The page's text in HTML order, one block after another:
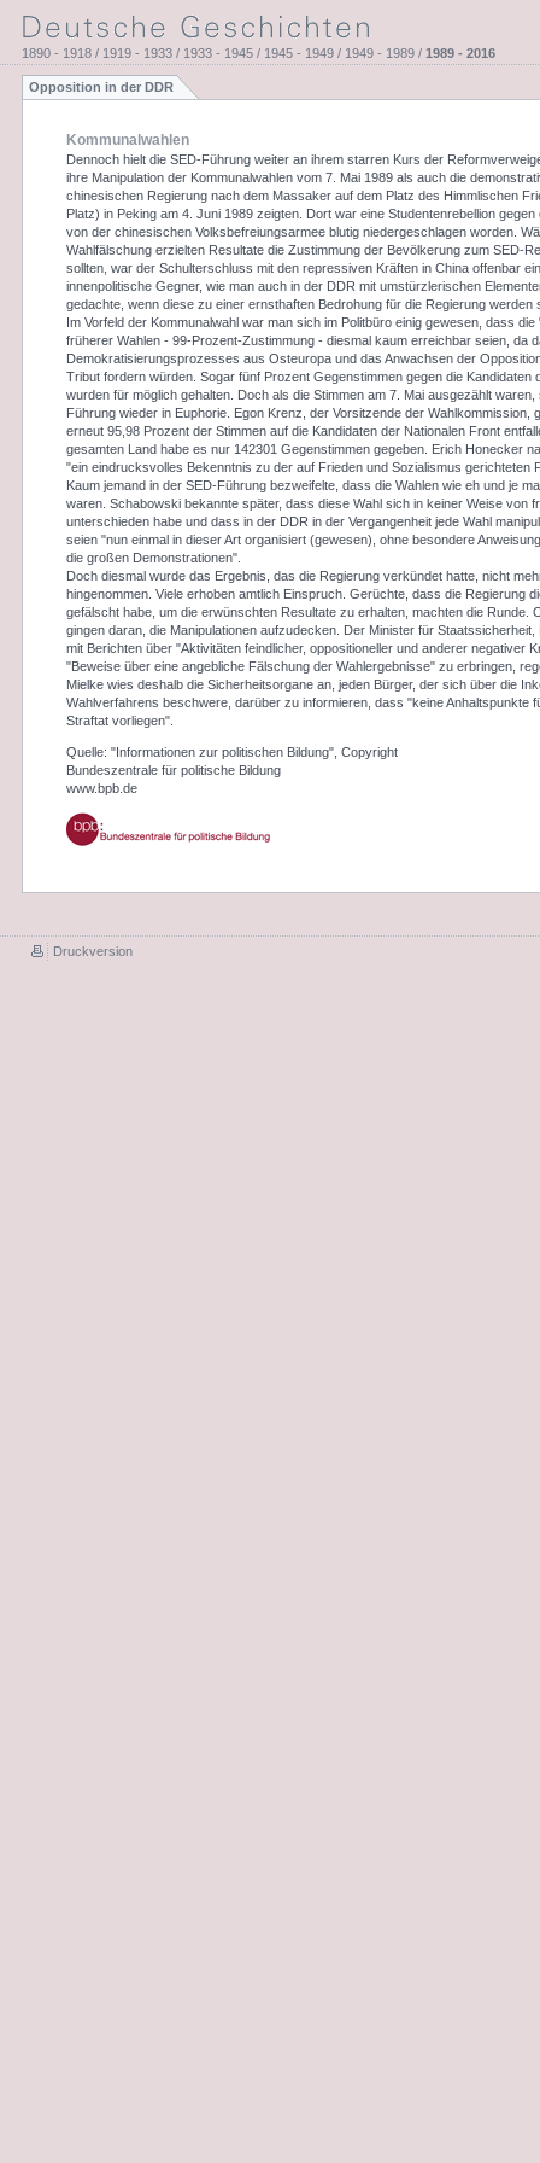
1890 - 1918 / 1919 - 1933 / 1933 - 1945 / 1945 - 1949 / 1949 - 1989 / 1989 - 2016
Opposition in der DDR
Kommunalwahlen
Dennoch hielt die SED-Führung weiter an ihrem starren Kurs der
ihre Manipulation der Kommunalwahlen vom 7. Mai 1989 als auch die
chinesischen Regierung nach dem Massaker auf dem Platz des Himmlischen
Platz) in Peking am 4. Juni 1989 zeigten. Dort war eine Studentenrebellion
von der chinesischen Volksbefreiungsarmee blutig niedergeschlagen worden.
Wahlfälschung erzielten Resultate die Zustimmung der Bevölkerung zum SED-
sollten, war der Schulterschluss mit den repressiven Kräften in China offenbar
innenpolitische Gegner, wie man auch in der DDR mit umstürzlerischen
gedachte, wenn diese zu einer ernsthaften Bedrohung für die Regierung werden
Im Vorfeld der Kommunalwahl war man sich im Politbüro einig gewesen, dass
früherer Wahlen - 99-Prozent-Zustimmung - diesmal kaum erreichbar seien, da
Demokratisierungsprozesses aus Osteuropa und das Anwachsen der
Tribut fordern würden. Sogar fünf Prozent Gegenstimmen gegen die Kandidaten
wurden für möglich gehalten. Doch als die Stimmen am 7. Mai ausgezählt
Führung wieder in Euphorie. Egon Krenz, der Vorsitzende der Wahlkommission,
erneut 95,98 Prozent der Stimmen auf die Kandidaten der Nationalen Front
gesamten Land habe es nur 142301 Gegenstimmen gegeben. Erich Honecker
"ein eindrucksvolles Bekenntnis zu der auf Frieden und Sozialismus gerichteten
Kaum jemand in der SED-Führung bezweifelte, dass die Wahlen wie eh und je
waren. Schabowski bekannte später, dass diese Wahl sich in keiner Weise von
unterschieden habe und dass in der DDR in der Vergangenheit jede Wahl
seien "nun einmal in dieser Art organisiert (gewesen), ohne besondere
die großen Demonstrationen".
Doch diesmal wurde das Ergebnis, das die Regierung verkündet hatte, nicht
hingenommen. Viele erhoben amtlich Einspruch. Gerüchte, dass die Regierung
gefälscht habe, um die erwünschten Resultate zu erhalten, machten die Runde.
gingen daran, die Manipulationen aufzudecken. Der Minister für Staatssicherheit,
mit Berichten über "Aktivitäten feindlicher, oppositioneller und anderer negativer
"Beweise über eine angebliche Fälschung der Wahlergebnisse" zu erbringen,
Mielke wies deshalb die Sicherheitsorgane an, jeden Bürger, der sich über die
Wahlverfahrens beschwere, darüber zu informieren, dass "keine Anhaltspunkte
Straftat vorliegen".
Quelle: "Informationen zur politischen Bildung", Copyright
Bundeszentrale für politische Bildung
www.bpb.de
Druckversion